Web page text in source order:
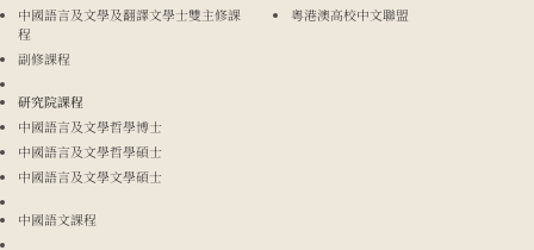
中國語言及文學及翻譯文學士雙主修課
程
副修課程
研究院課程
中國語言及文學哲學博士
中國語言及文學哲學碩士
中國語言及文學文學碩士
中國語文課程
粵港澳高校中文聯盟